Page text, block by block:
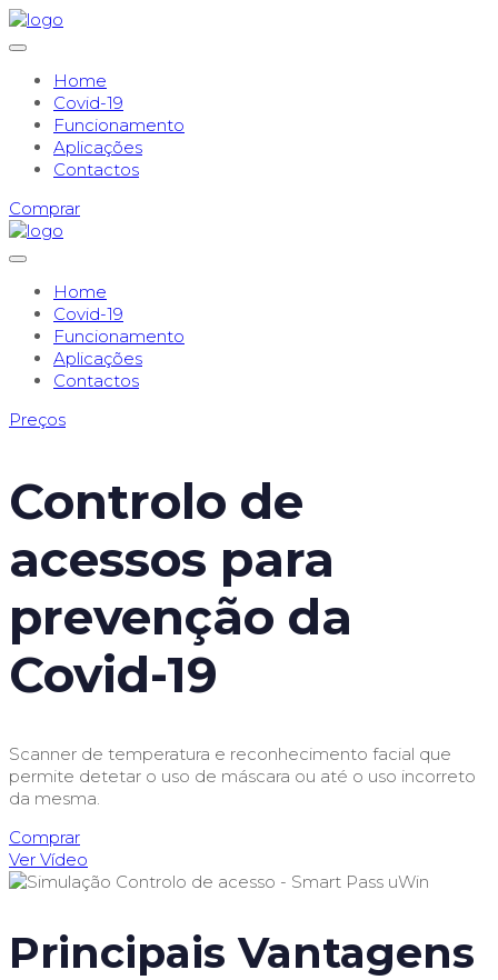
Home
Covid-19
Funcionamento
Aplicações
Contactos
Comprar
Home
Covid-19
Funcionamento
Aplicações
Contactos
Preços
Controlo de
acessos para
prevenção da
Covid-19
Scanner de temperatura e reconhecimento facial que
permite detetar o uso de máscara ou até o uso incorreto
da mesma.
Comprar
Ver Vídeo
Principais Vantagens